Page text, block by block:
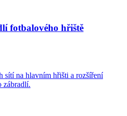
fotbalového hřiště
sítí na hlavním hřišti a rozšíření
zábradlí.